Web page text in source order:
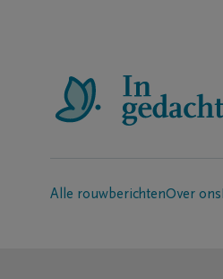
Alle rouwberichtenOver ons